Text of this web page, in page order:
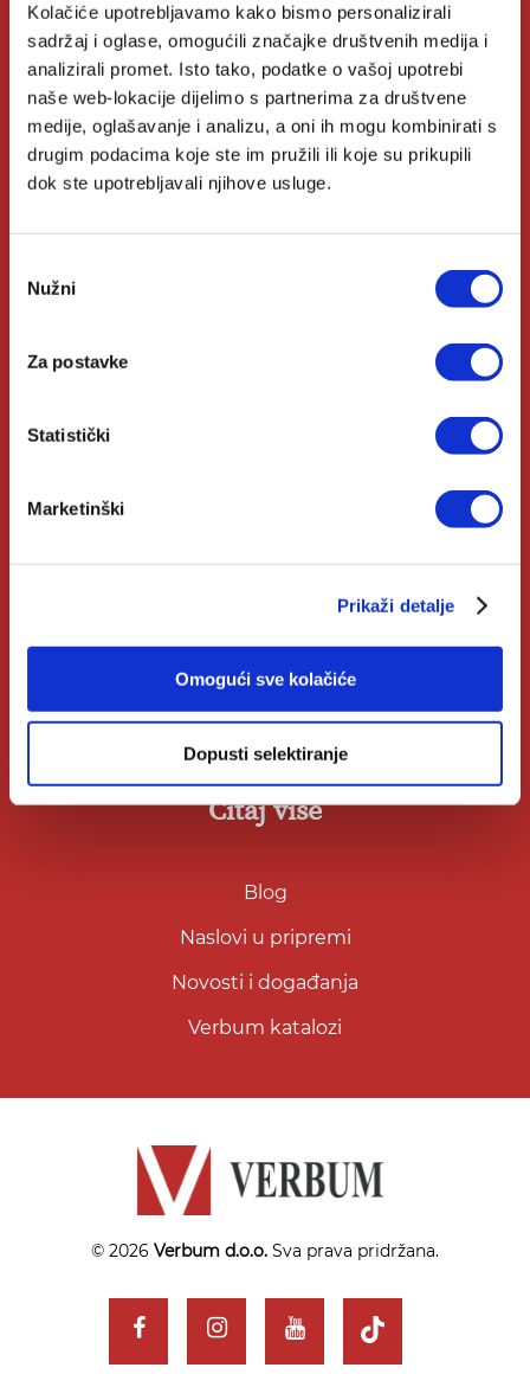
Kolačiće upotrebljavamo kako bismo personalizirali
sadržaj i oglase, omogućili značajke društvenih medija i
analizirali promet. Isto tako, podatke o vašoj upotrebi
naše web-lokacije dijelimo s partnerima za društvene
medije, oglašavanje i analizu, a oni ih mogu kombinirati s
drugim podacima koje ste im pružili ili koje su prikupili
dok ste upotrebljavali njihove usluge.
pristanka
Nužni
Za postavke
Statistički
Marketinški
Prikaži detalje
Omogući sve kolačiće
Dopusti selektiranje
Knjižare Verbum
Klub Verbum
Korisni linkovi
Pomoć u kupnji
Izjava o privatnosti
Zahtjev za raskid ugovora
Čitaj više
Blog
Naslovi u pripremi
Novosti i događanja
Verbum katalozi
© 2026 Verbum d.o.o. Sva prava pridržana.